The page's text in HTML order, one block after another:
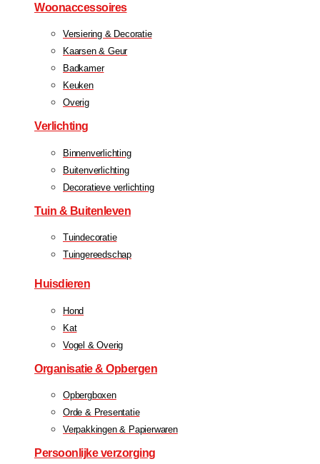
Woonaccessoires
Versiering & Decoratie
Kaarsen & Geur
Badkamer
Keuken
Overig
Verlichting
Binnenverlichting
Buitenverlichting
Decoratieve verlichting
Tuin & Buitenleven
Tuindecoratie
Tuingereedschap
Huisdieren
Hond
Kat
Vogel & Overig
Organisatie & Opbergen
Opbergboxen
Orde & Presentatie
Verpakkingen & Papierwaren
Persoonlijke verzorging